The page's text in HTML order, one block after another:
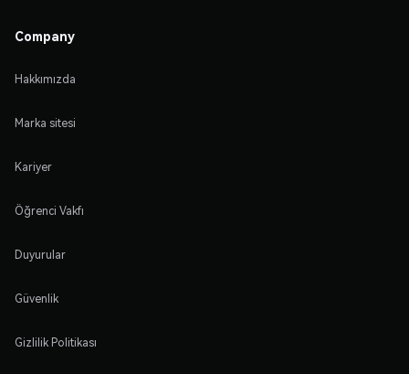
Company
Hakkımızda
Marka sitesi
Kariyer
Öğrenci Vakfı
Duyurular
Güvenlik
Gizlilik Politikası